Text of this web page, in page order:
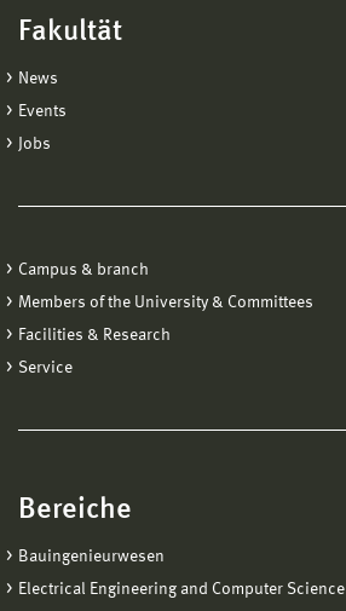
Fakultät
News
Events
Jobs
Campus & branch
Members of the University & Committees
Facilities & Research
Service
Bereiche
Bauingenieurwesen
Electrical Engineering and Computer Science